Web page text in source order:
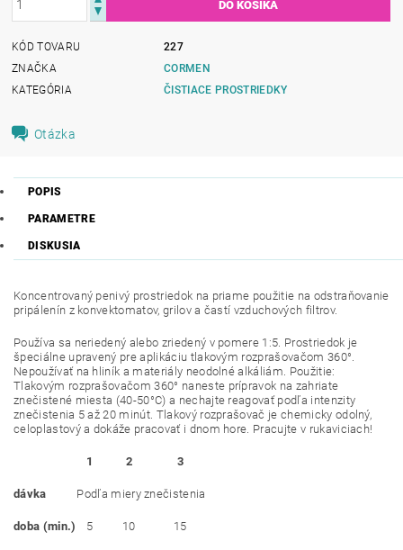
KÓD TOVARU
227
ZNAČKA
CORMEN
KATEGÓRIA
ČISTIACE PROSTRIEDKY
Otázka
POPIS
PARAMETRE
DISKUSIA
Koncentrovaný penivý prostriedok na priame použitie na odstraňovanie
pripálenín z konvektomatov, grilov a častí vzduchových filtrov.
Používa sa neriedený alebo zriedený v pomere 1:5. Prostriedok je
špeciálne upravený pre aplikáciu tlakovým rozprašovačom 360°.
Nepoužívať na hliník a materiály neodolné alkáliám. Použitie:
Tlakovým rozprašovačom 360° naneste prípravok na zahriate
znečistené miesta (40-50°C) a nechajte reagovať podľa intenzity
znečistenia 5 až 20 minút. Tlakový rozprašovač je chemicky odolný,
celoplastový a dokáže pracovať i dnom hore. Pracujte v rukaviciach!
1 2 3
dávka Podľa miery znečistenia
doba (min.) 5 10 15